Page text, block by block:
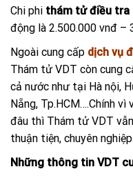
Chi phi thám tử điều tra
động là 2.500.000 vnđ –
Ngoài cung cấp dịch vụ
Thám tử VDT còn cung
cả nước như tại Hà nội,
Nẵng, Tp.HCM….Chính vì
đâu thì Thám tử VDT
thuận tiện, chuyên nghiệp.
Những thông tin VDT